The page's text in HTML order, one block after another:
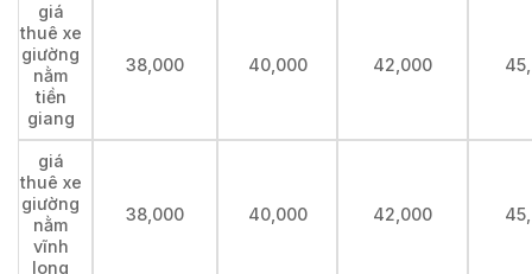
giá
thuê xe
giường
nằm
tiền
giang
38,000 40,000 42,000
giá
thuê xe
giường
nằm
vĩnh
long
38,000 40,000 42,000